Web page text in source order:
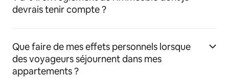
devrais tenir compte ?
Que faire de mes effets personnels lorsque
des voyageurs séjournent dans mes
appartements ?